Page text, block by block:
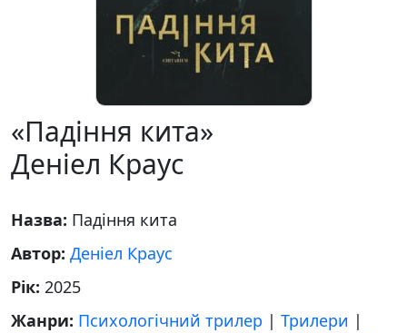
«Падіння кита»
Деніел Краус
Назва: Падіння кита
Автор: Деніел Краус
Рік: 2025
Жанри: Психологічний трилер | Трилери |